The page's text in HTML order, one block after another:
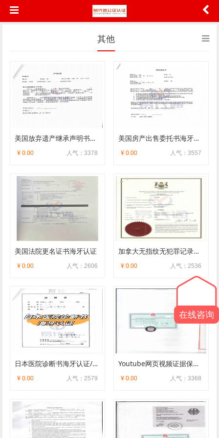
其他
美国放弃遗产继承声明书公证及海牙认证
人气：3378
¥ 0.00
美国房产出售委托书海牙认证
人气：3557
¥ 0.00
美国法院更名证书海牙认证
人气：2606
¥ 0.00
加拿大无指纹无犯罪记录申请及海牙认证
人气：2536
¥ 0.00
日本医院诊断书海牙认证/附加证明
人气：2579
¥ 0.00
Youtube网页视频证据保全公证认证
人气：3368
¥ 0.00
在线咨询